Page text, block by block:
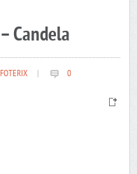
Candela
FOTERIX 0